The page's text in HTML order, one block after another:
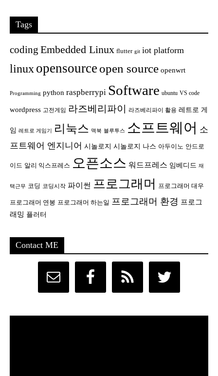
Tags
coding Embedded Linux flutter git iot platform
linux opensource open source openwrt
Programming python raspberrypi Software ubuntu VS code
wordpress 고전게임 라즈베리파이 라즈베리파이 활용 레트로 게
임 레트로 게임기 리눅스 맥북 블루투스 소프트웨어 소
프트웨어 엔지니어 시놀로지 시놀로지 나스 아두이노 안드로
이드 알리 익스프레스 오픈소스 워드프레스 임베디드 재
택근무 코딩 코딩시작 파이썬 프로그래머 프로그래머 대우
프로그래머 연봉 프로그래머 하는일 프로그래머 환경 프로그
래밍 플러터
Contact ME